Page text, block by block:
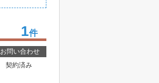
1件
お問い合わせ
契約済み